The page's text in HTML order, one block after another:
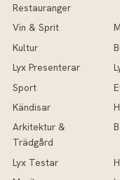
Restauranger
Vin & Sprit
Kultur
Lyx Presenterar
Sport
Kändisar
Arkitektur &
Trädgård
Lyx Testar